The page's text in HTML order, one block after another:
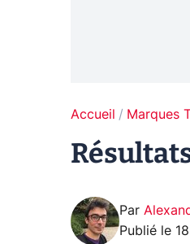
Accueil Marques
Par
Publié le